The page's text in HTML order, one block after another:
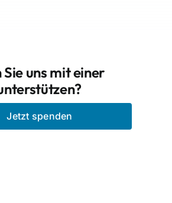
uns mit einer
Jetzt spenden